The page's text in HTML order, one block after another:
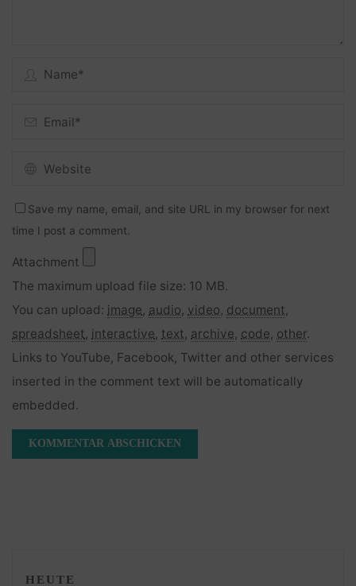
Save my name, email, and site URL in my browser for next
time I post a comment.
Attachment
The maximum upload file size: 10 MB.
You can upload: image, audio, video, document,
spreadsheet, interactive, text, archive, code, other.
Links to YouTube, Facebook, Twitter and other services
inserted in the comment text will be automatically
embedded.
HEUTE